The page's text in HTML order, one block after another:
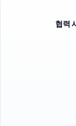
협력